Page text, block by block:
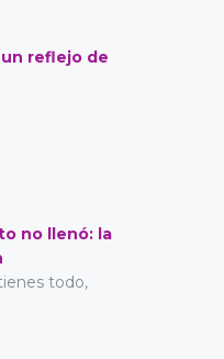
reflejo de
no llenó: la
todo,